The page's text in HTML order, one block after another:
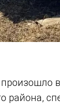
произошло
района,